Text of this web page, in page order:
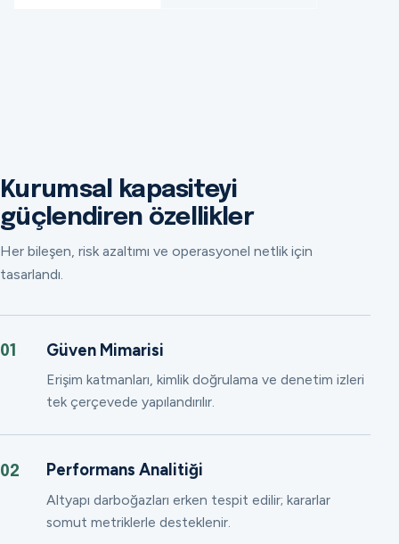
Kurumsal kapasiteyi
güçlendiren özellikler
Her bileşen, risk azaltımı ve operasyonel netlik için
tasarlandı.
01 Güven Mimarisi
Erişim katmanları, kimlik doğrulama ve denetim izleri
tek çerçevede yapılandırılır.
02 Performans Analitiği
Altyapı darboğazları erken tespit edilir; kararlar
somut metriklerle desteklenir.